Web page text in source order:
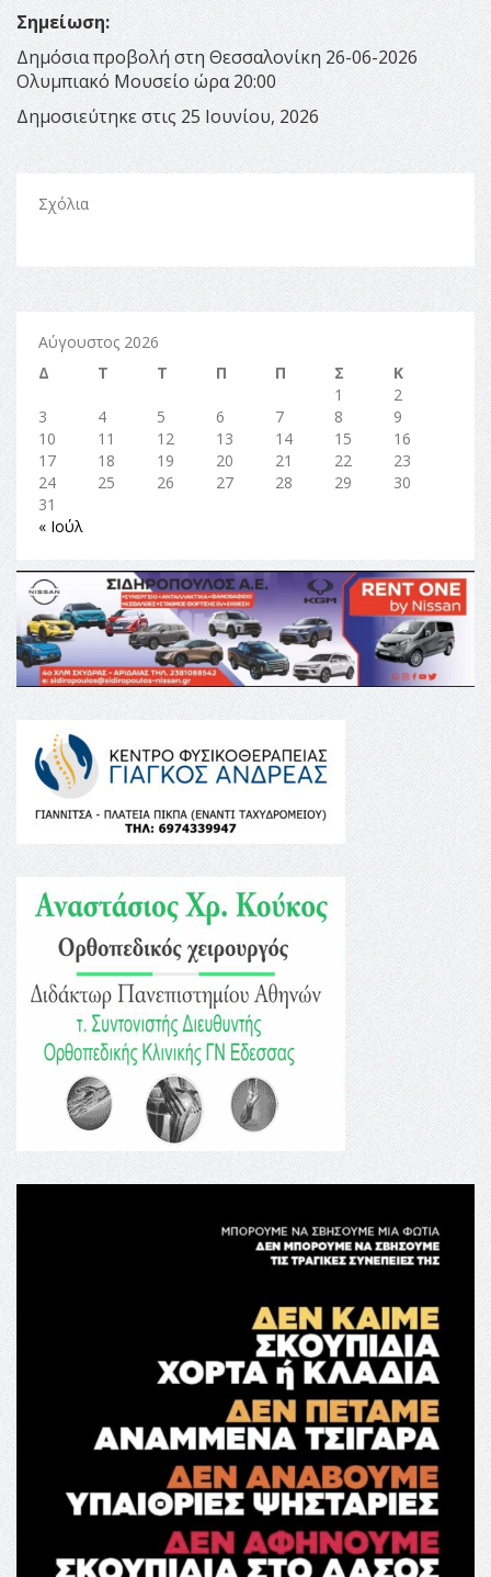
Σημείωση:
Δημόσια προβολή στη Θεσσαλονίκη 26-06-2026
Ολυμπιακό Μουσείο ώρα 20:00
Δημοσιεύτηκε στις 25 Ιουνίου, 2026
Σχόλια
Αύγουστος 2026
Δ
Τ Τ Π Π Σ
Κ
1
2
3
4 5 6 7 8
9
10
11 12 13 14 15
16
17
18 19 20 21 22
23
24
25 26 27 28 29
30
31
« Ιούλ